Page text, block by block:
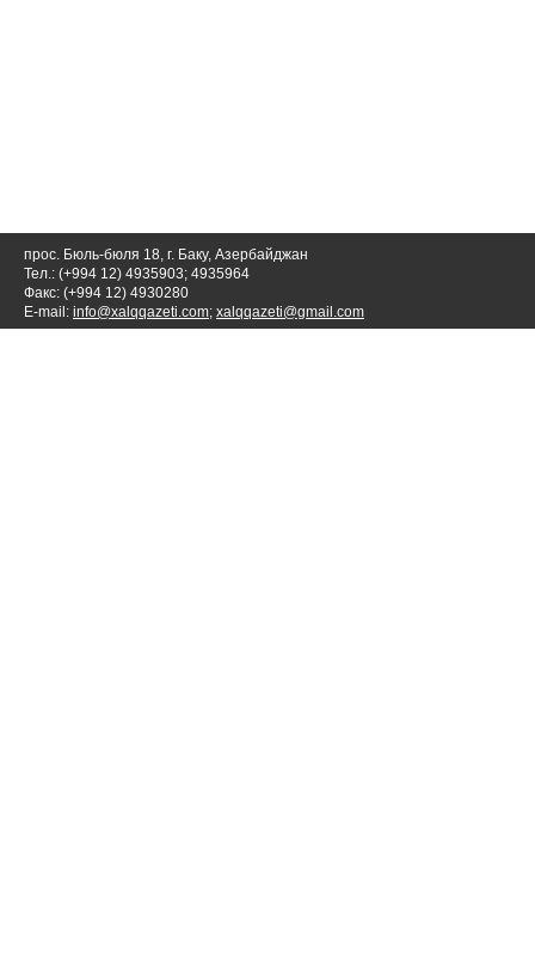
прос. Бюль-бюля 18, г. Баку, Азербайджан
Тел.: (+994 12) 4935903; 4935964
Факс: (+994 12) 4930280
E-mail: info@xalqqazeti.com; xalqqazeti@gmail.com